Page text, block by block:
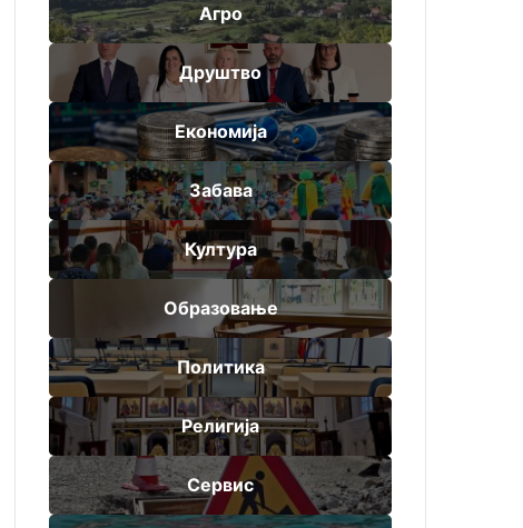
Агро
Друштво
Економија
Забава
Култура
Образовање
Политика
Религија
Сервис